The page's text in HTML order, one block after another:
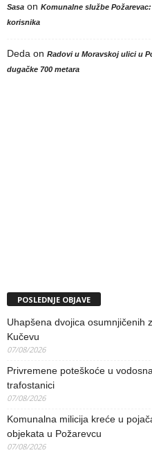
Sasa on Komunalne službe
korisnika
Deda on Radovi u Moravskoj ulici u
dugačke 700 metara
POSLEDNJE OBJAVE
Uhapšena dvojica osumnjičenih
Kučevu
07/08/2026
Privremene poteškoće u
trafostanici
07/08/2026
Komunalna milicija kreće u
objekata u Požarevcu
07/08/2026